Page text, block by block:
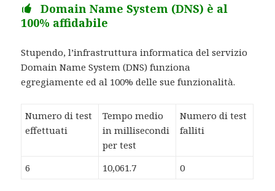
Domain Name System (DNS) è al
100% affidabile
Stupendo, l’infrastruttura informatica del servizio
Domain Name System (DNS) funziona
egregiamente ed al 100% delle sue funzionalità.
Numero di test
effettuati
Tempo medio
in millisecondi
per test
Numero di test
falliti
6 10,061.7 0